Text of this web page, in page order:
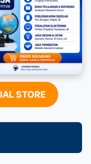
STORE